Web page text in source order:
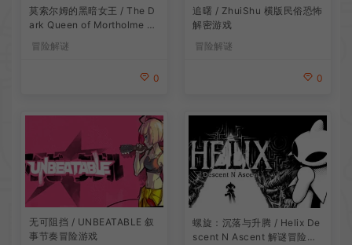
莫索尔姆的黑暗女王 / The D
ark Queen of Mortholme 多
结局叙事游戏
冒险解谜
0
追曙 / ZhuiShu 横版民俗恐怖
解密游戏
冒险解谜
0
无可阻挡 / UNBEATABLE 叙
事节奏冒险游戏
螺旋：沉落与升腾 / Helix De
scent N Ascent 解谜冒险游